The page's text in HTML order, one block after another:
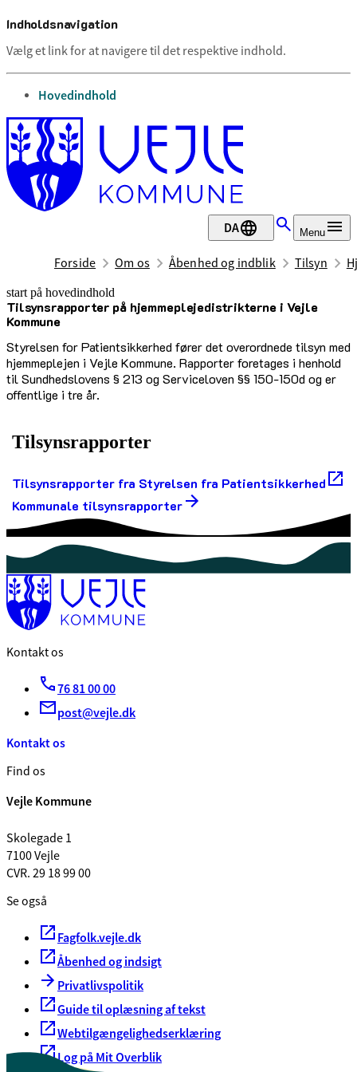
Indholdsnavigation
Vælg et link for at navigere til det respektive indhold.
gå til
Hovedindhold
DA Menu
Forside Om os Åbenhed og indblik Tilsyn
start på hovedindhold
Tilsynsrapporter på hjemmeplejedistrikterne i Vejle
Kommune
Styrelsen for Patientsikkerhed fører det overordnede tilsyn med
hjemmeplejen i Vejle Kommune. Rapporter foretages i henhold
til Sundhedslovens § 213 og Serviceloven §§ 150-150d og er
offentlige i tre år.
senest opdateret 24. april 2026
Tilsynsrapporter
Tilsynsrapporter fra Styrelsen fra Patientsikkerhed
Kommunale tilsynsrapporter
Kontakt os
76 81 00 00
post@vejle.dk
Kontakt os
Find os
Vejle Kommune
Skolegade 1
7100 Vejle
CVR. 29 18 99 00
Se også
Fagfolk.vejle.dk
Åbenhed og indsigt
Privatlivspolitik
Guide til oplæsning af tekst
Webtilgængelighedserklæring
Log på Mit Overblik